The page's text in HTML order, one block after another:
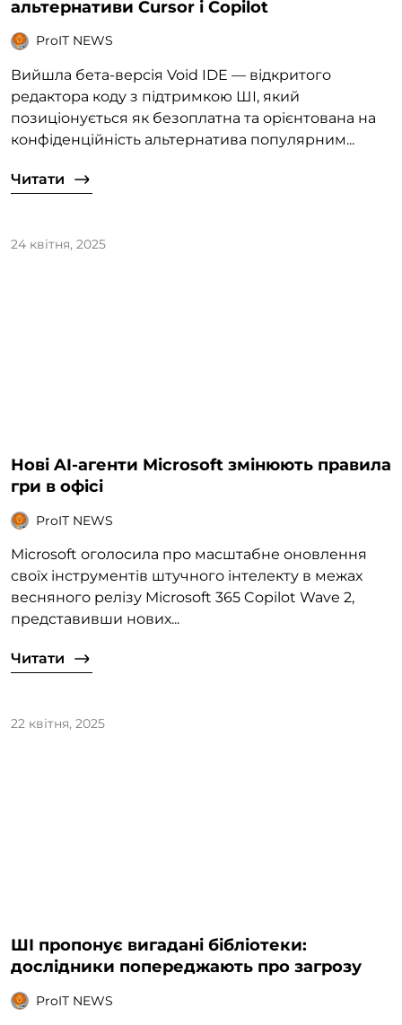
альтернативи Cursor і Copilot
ProIT NEWS
Вийшла бета-версія Void IDE — відкритого
редактора коду з підтримкою ШІ, який
позиціонується як безоплатна та орієнтована на
конфіденційність альтернатива популярним...
Читати
24 квітня, 2025
Нові AI-агенти Microsoft змінюють правила
гри в офісі
ProIT NEWS
Microsoft оголосила про масштабне оновлення
своїх інструментів штучного інтелекту в межах
весняного релізу Microsoft 365 Copilot Wave 2,
представивши нових...
Читати
22 квітня, 2025
ШІ пропонує вигадані бібліотеки:
дослідники попереджають про загрозу
ProIT NEWS